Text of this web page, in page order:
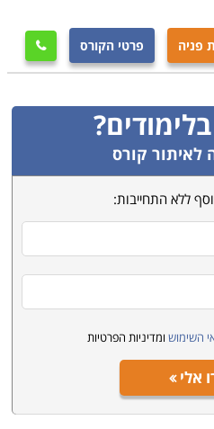
פניה פרטי הקורס 
לאיתור קורס
ללא התחייבות:
השימוש ומדיניות הפרטיות
אלי